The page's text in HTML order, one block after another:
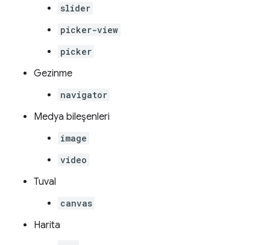
slider
picker-view
picker
Gezinme
navigator
Medya bileşenleri
image
video
Tuval
canvas
Harita